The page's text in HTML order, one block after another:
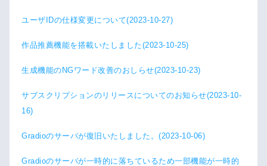
ユーザIDの仕様変更について(2023-10-27)
作品推薦機能を搭載いたしました(2023-10-25)
生成機能のNGワード改善のおしらせ(2023-10-23)
サブスクリプションのリリースについてのお知らせ(2023-10-
16)
Gradioのサーバが復旧いたしました。(2023-10-06)
Gradioのサーバが一時的に落ちているため一部機能が一時的